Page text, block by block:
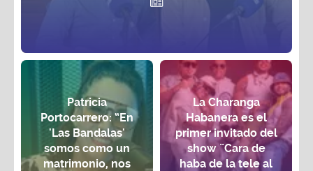
Patricia
Portocarrero: “En
'Las Bandalas'
somos como un
matrimonio, nos
La Charanga
Habanera es el
primer invitado del
show ¨Cara de
haba de la tele al